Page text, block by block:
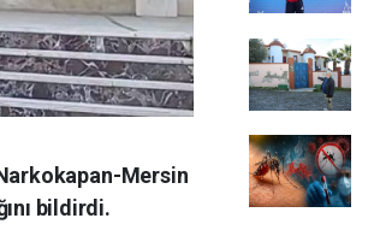
Mersin
bildirdi.